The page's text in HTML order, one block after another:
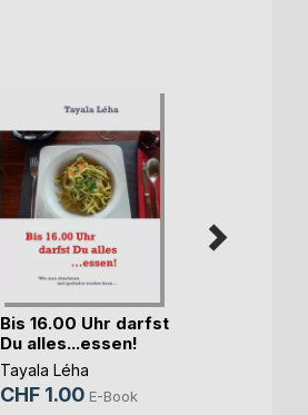
Bis 16.00 Uhr darfst
Du alles...essen!
Tayala Léha
CHF 1.00 E-Book